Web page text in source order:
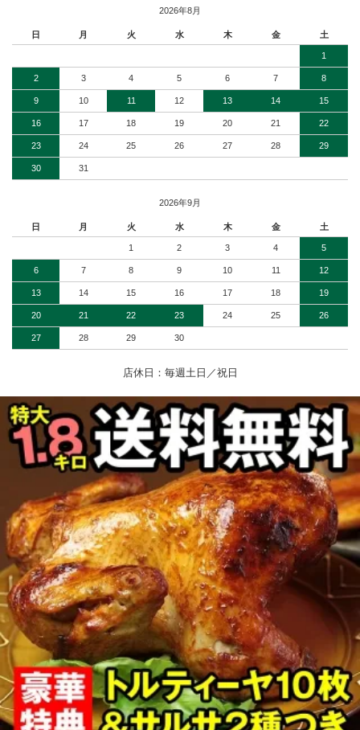
2026年8月
日 月 火 水 木 金 土
1
2 3 4 5 6 7 8
9 10 11 12 13 14 15
16 17 18 19 20 21 22
23 24 25 26 27 28 29
30 31
2026年9月
日 月 火 水 木 金 土
1 2 3 4 5
6 7 8 9 10 11 12
13 14 15 16 17 18 19
20 21 22 23 24 25 26
27 28 29 30
店休日：毎週土日／祝日